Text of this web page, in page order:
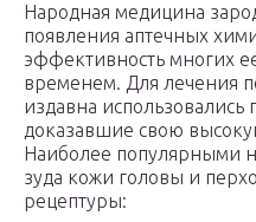
Народная медицина
появления аптечных
эффективность многих
временем. Для лечения
издавна
доказавшие свою
Наиболее популярными
зуда кожи головы и
рецептуры: